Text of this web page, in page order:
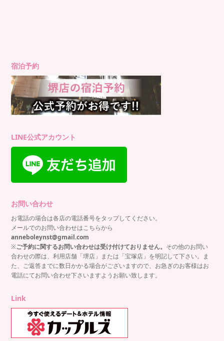
宿泊予約
LINE公式アカウント
お問い合わせ
お電話の場合は各店の電話番号をタップしてください。
メールでのお問い合わせはこちらから
anneboleynst@gmail.com
※ご予約に関するお問い合わせは受け付けておりません。 その他のお問い
合わせの際は、利用店舗「堺店」または「宝塚店」を明記して下さい。ま
た、ご返答までに数日かかる場合がございますので、お急ぎのお客様はお
電話にてお問い合わせ下さいますようお願い致します。
Link